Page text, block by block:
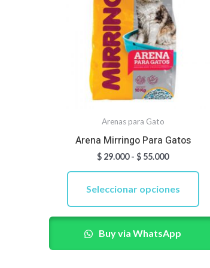
Arenas para Gato
Arena Mirringo Para Gatos
$ 29.000 - $ 55.000
$ 55.000
Seleccionar opciones
variantes.
Las
opciones
se
pueden
en
la
página
de
producto
Buy via WhatsApp